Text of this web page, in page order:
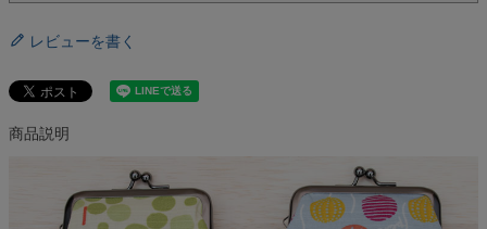
レビューを書く
商品説明